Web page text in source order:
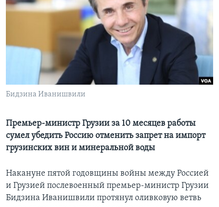
СОЦИАЛЬНЫЕ СЕТИ
Языки
Бидзина Иванишвили
Премьер-министр Грузии за 10 месяцев работы
сумел убедить Россию отменить запрет на импорт
грузинских вин и минеральной воды
Накануне пятой годовщины войны между Россией
и Грузией послевоенный премьер-министр Грузии
Бидзина Иванишвили протянул оливковую ветвь